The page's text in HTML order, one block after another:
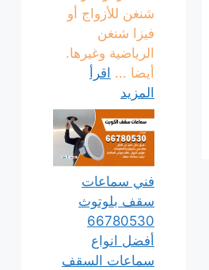
شنغن للأزواج أو
فيزا شنغن
الرياضية وغيرها.
أيضا ... اقرأ
المزيد
فني سماعات
سقف بلوتوث
66780530
أفضل انواع
سماعات السقف